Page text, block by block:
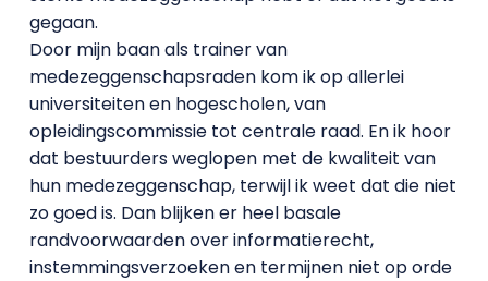
gegaan.
Door mijn baan als trainer van
medezeggenschapsraden kom ik op allerlei
universiteiten en hogescholen, van
opleidingscommissie tot centrale raad. En ik hoor
dat bestuurders weglopen met de kwaliteit van
hun medezeggenschap, terwijl ik weet dat die niet
zo goed is. Dan blijken er heel basale
randvoorwaarden over informatierecht,
instemmingsverzoeken en termijnen niet op orde